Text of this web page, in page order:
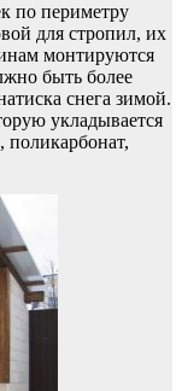
по периметру
для стропил, их
монтируются
быть более
снега зимой.
укладывается